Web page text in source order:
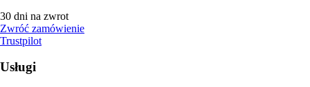
30 dni na zwrot
Zwróć zamówienie
Trustpilot
Usługi